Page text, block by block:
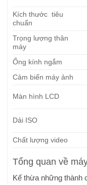
Kích thước tiêu
chuẩn
Trọng lượng thân
máy
Ống kính ngắm
Cảm biến máy ảnh
Màn hình LCD
Dải ISO
Chất lượng video
Tổng quan về
Kế thừa những thành